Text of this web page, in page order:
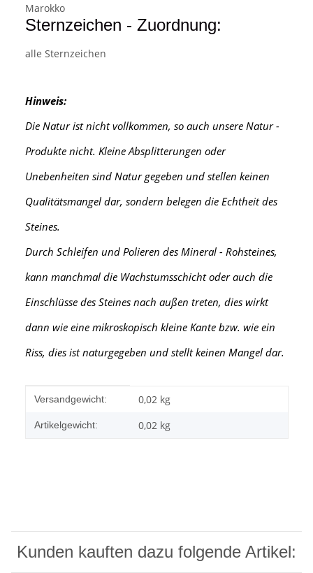
Marokko
Sternzeichen - Zuordnung:
alle Sternzeichen
Hinweis:
Die Natur ist nicht vollkommen, so auch unsere Natur -
Produkte nicht. Kleine Absplitterungen oder
Unebenheiten sind Natur gegeben und stellen keinen
Qualitätsmangel dar, sondern belegen die Echtheit des
Steines.
Durch Schleifen und Polieren des Mineral - Rohsteines,
kann manchmal die Wachstumsschicht oder auch die
Einschlüsse des Steines nach außen treten, dies wirkt
dann wie eine mikroskopisch kleine Kante bzw. wie ein
Riss, dies ist naturgegeben und stellt keinen Mangel dar.
Produkteigenschaft
Wert
Versandgewicht: 0,02 kg
Artikelgewicht: 0,02 kg
Kunden kauften dazu folgende Artikel: